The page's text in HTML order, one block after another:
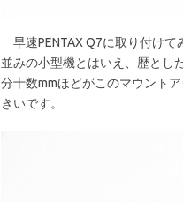
早速PENTAX Q7に取り付けて
並みの小型機とはいえ、歴とし
分十数mmほどがこのマウント
きいです。